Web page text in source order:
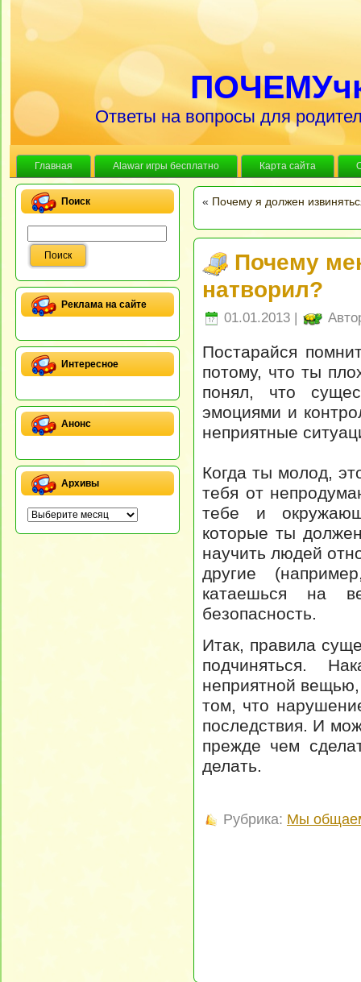
Ответы на вопросы для
Главная Alawar игры бесплатно Карта сайта
Поиск
Реклама на сайте
Интересное
Анонс
Архивы
« Почему я должен
Почему
натворил?
01.01.2013 |
Постарайся
потому, что ты
понял, что
эмоциями и
неприятные
Когда ты молод,
тебя от
тебе и
которые ты
научить людей
другие
катаешься на
безопасность.
Итак, правила
подчиняться.
неприятной
том, что
последствия. И
прежде чем
делать.
Рубрика: Мы